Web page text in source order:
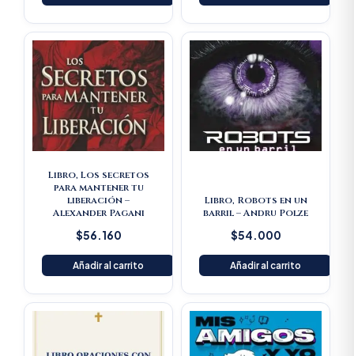
Libro, Los secretos
para mantener tu
liberación –
Alexander Pagani
$56.160
Añadir al carrito
Libro, Robots en un
barril – Andru Polze
$54.000
Añadir al carrito